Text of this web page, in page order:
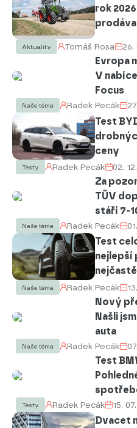
rok
Aktuality Tomáš Rosa 26.
Evropa
V
Focus
Naše téma Radek Pecák
Test
ceny
Testy Radek Pecák 02.
Za
TÜV
stáří 7-
Naše téma Radek Pecák
Test
nejlepší
Naše téma Radek Pecák
Nový
Našli
auta
Naše téma Radek Pecák
Test
Testy Radek Pecák 15.
Dvacet